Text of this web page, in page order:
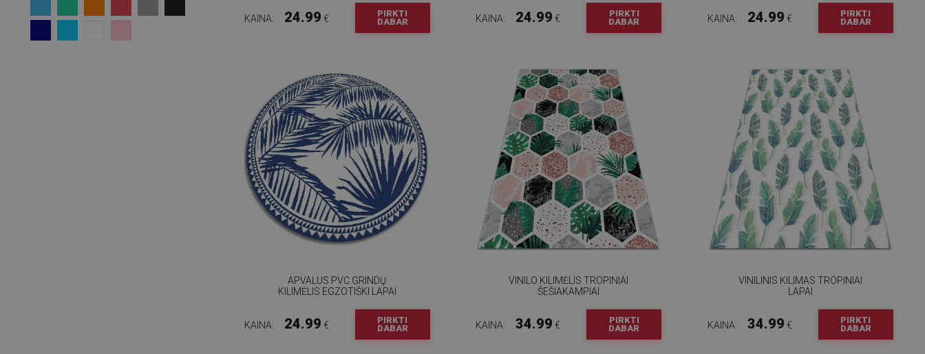
KAINA: 24.99 €
PIRKTI
DABAR
KAINA: 24.99 €
PIRKTI
DABAR
KAINA: 24.99 €
PIRKTI
DABAR
APVALUS PVC GRINDŲ
KILIMĖLIS EGZOTIŠKI LAPAI
KAINA: 24.99 €
PIRKTI
DABAR
VINILO KILIMĖLIS TROPINIAI
ŠEŠIAKAMPIAI
KAINA: 34.99 €
PIRKTI
DABAR
VINILINIS KILIMAS TROPINIAI
LAPAI
KAINA: 34.99 €
PIRKTI
DABAR